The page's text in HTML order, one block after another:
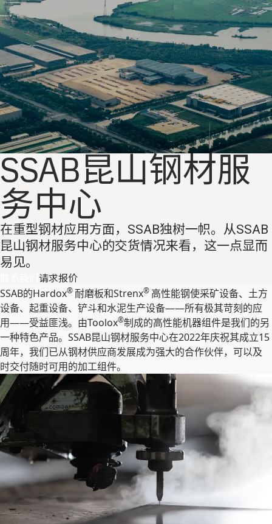
SSAB昆山钢材服
务中心
在重型钢材应用方面，SSAB独树一帜。从SSAB
昆山钢材服务中心的交货情况来看，这一点显而
易见。
请求报价
SSAB的Hardox®耐磨板和Strenx® 高性能钢使采矿设备、土方
设备、起重设备、铲斗和水泥生产设备——所有极其苛刻的应
用——受益匪浅。由Toolox®制成的高性能机器组件是我们的另
一种特色产品。SSAB昆山钢材服务中心在2022年庆祝其成立15
周年，我们已从钢材供应商发展成为强大的合作伙伴，可以及
时交付随时可用的加工组件。